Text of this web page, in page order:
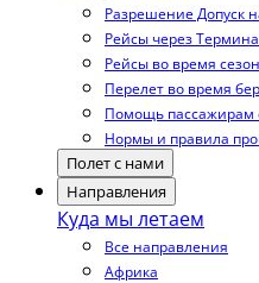
Разрешение Допуск
Рейсы через
Рейсы во время
Перелет во время
Помощь пассажирам
Нормы и правила
Полет с нами
Направления
Куда мы летаем
Все направления
Африка